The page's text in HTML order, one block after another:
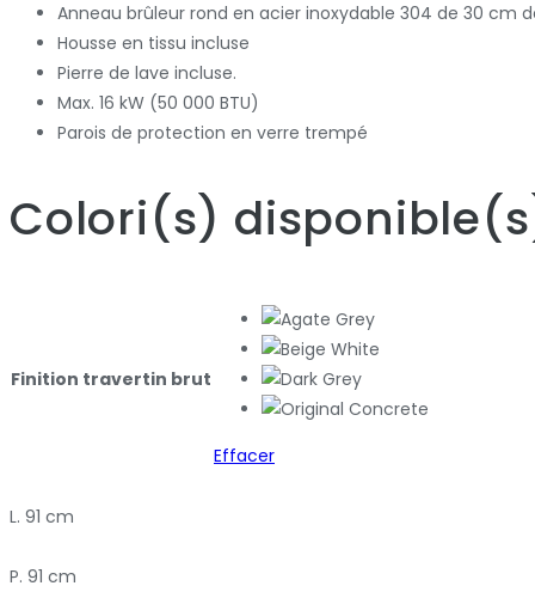
Anneau brûleur rond en acier inoxydable 304 de 30 cm
Housse en tissu incluse
Pierre de lave incluse.
Max. 16 kW (50 000 BTU)
Parois de protection en verre trempé
Colori(s) disponible
Finition travertin brut
Effacer
L. 91 cm
P. 91 cm